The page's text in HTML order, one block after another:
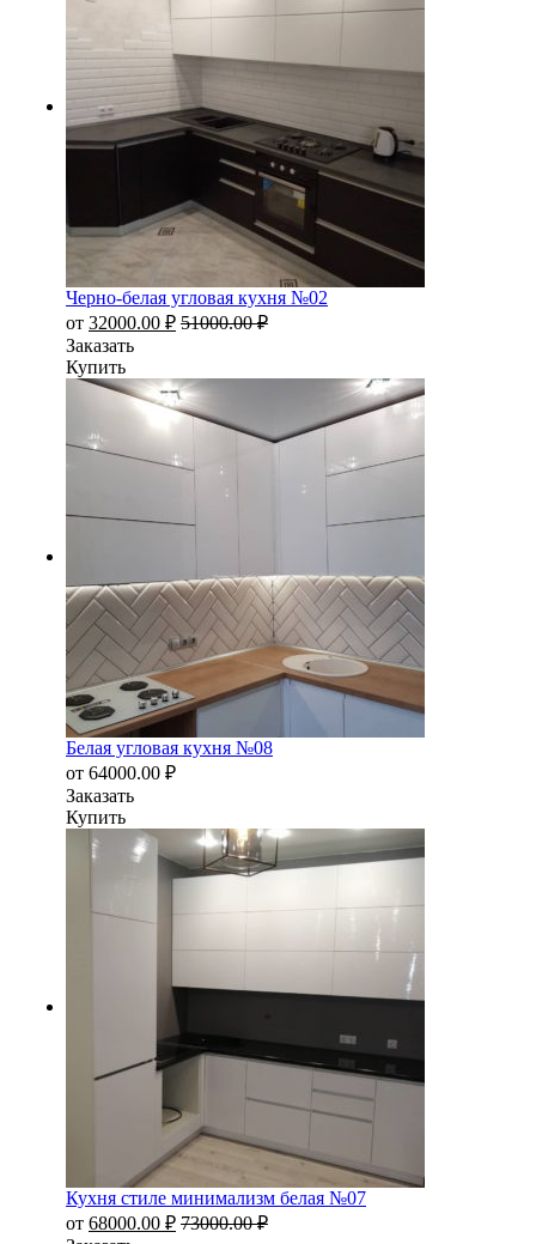
Черно-белая угловая кухня №02
от 32000.00 ₽ 51000.00₽
Заказать
Купить
Белая угловая кухня №08
от 64000.00 ₽
Заказать
Купить
Кухня стиле минимализм белая №07
от 68000.00 ₽ 73000.00₽